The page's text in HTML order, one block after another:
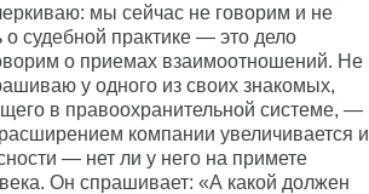
мы сейчас не говорим и не
о судебной практике — это дело
о приемах взаимоотношений. Не
у одного из своих знакомых,
в правоохранительной системе, —
компании увеличивается и
— нет ли у него на примете
Он спрашивает: «А какой должен